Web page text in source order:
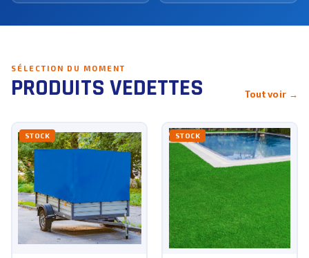
SÉLECTION DU MOMENT
PRODUITS VEDETTES Tout voir →
STOCK STOCK